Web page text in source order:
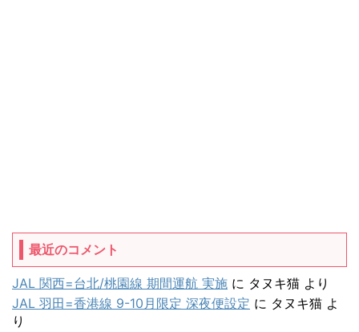
最近のコメント
JAL 関西=台北/桃園線 期間運航 実施 に タヌキ猫 より
JAL 羽田=香港線 9-10月限定 深夜便設定 に タヌキ猫 よ
り